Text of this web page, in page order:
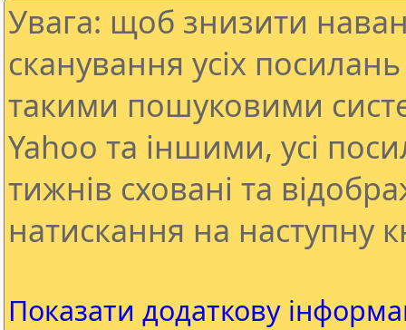
Увага: щоб знизити
сканування усіх
такими пошуковими
Yahoo та іншими, усі
тижнів сховані та
натискання на наступну
Показати додаткову